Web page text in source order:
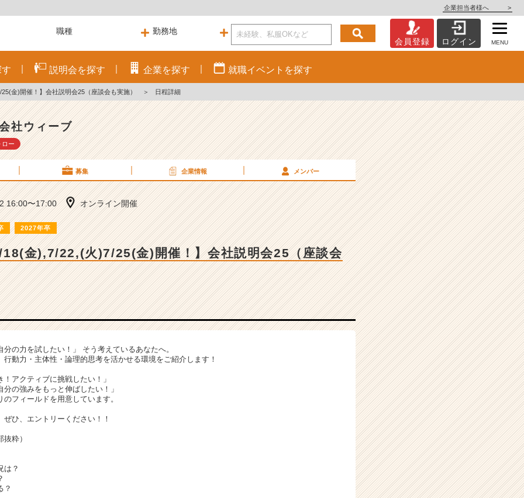
企業担当者様へ >
会員登録 ログイン MENU
説明会を探す 企業を探す 就職イベント を探す
金)開催！】会社説明会25（座談会も実施） ＞ 日程詳細
社ウィーブ
ロー
募集 企業情報 メンバー
16:00〜17:00 オンライン開催
2027年卒
金),7/22,(火)7/25(金)開催！】会社説明会25（座談会
の力を試したい！」 そう考えているあなたへ。
行動力・主体性・論理的思考を活かせる環境をご紹介します！
アクティブに挑戦したい！」
の強みをもっと伸ばしたい！」
フィールドを用意しています。
ひ、エントリーください！！
粋）
？
？